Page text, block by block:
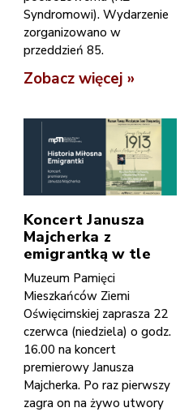
Syndromowi). Wydarzenie
zorganizowano w
przeddzień 85.
Zobacz więcej »
Koncert Janusza
Majcherka z
emigrantką w tle
Muzeum Pamięci
Mieszkańców Ziemi
Oświęcimskiej zaprasza 22
czerwca (niedziela) o godz.
16.00 na koncert
premierowy Janusza
Majcherka. Po raz pierwszy
zagra on na żywo utwory